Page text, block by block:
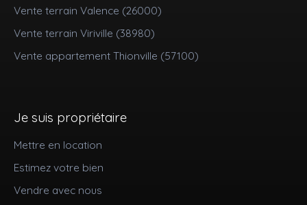
Vente terrain Valence (26000)
Vente terrain Viriville (38980)
Vente appartement Thionville (57100)
Je suis propriétaire
Mettre en location
Estimez votre bien
Vendre avec nous